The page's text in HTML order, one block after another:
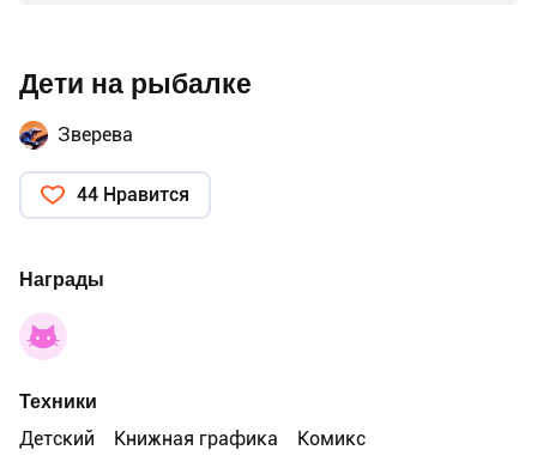
Дети на рыбалке
Зверева
44 Нравится
Награды
Техники
Детский
Книжная графика Комикс